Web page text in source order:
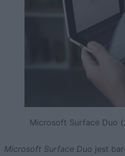
Microsoft Surface Duo
Microsoft Surface Duo jest